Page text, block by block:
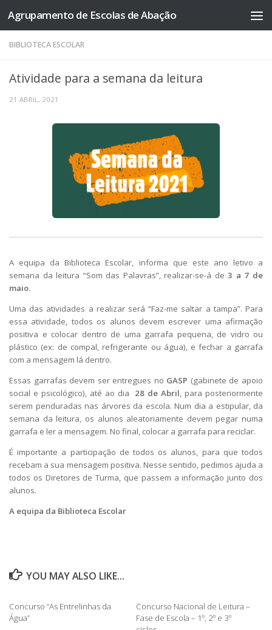
Skip to content
Agrupamento de Escolas de Abação
BIBLIOTECA ESCOLAR
Atividade para a semana da leitura
21 ABRIL, 2021
A equipa da Biblioteca Escolar, informa que este ano letivo a
semana da leitura “Som das Palavras”, realizar-se-á de3 a 7 de
maio.
Uma das atividades a realizar será “Faz-me saltar a tampa”. Para
essa atividade, todos os alunos devem escrever uma afirmação
positiva e colocar dentro de uma garrafa pequena, de vidro ou
plástico (ex: de compal, refrigerante ou água), e fechar a garrafa
com a mensagem lá dentro.
Essas garrafas devem ser entregues no GASP (gabinete de apoio
social e psicológico), até ao dia 28 de Abril, para posteriormente
serem penduradas nas árvores da escola. Num dia a estipular, da
semana da leitura, os alunos aleatoriamente devem pegar numa
garrafa e ler a mensagem. No final, colocar a garrafa para reciclar.
É importante a participação de todos os alunos, para que todos
recebam a sua mensagem positiva. Nesse sentido, pedimos ajuda a
todos os Diretores de Turma, que passem a informação junto dos
alunos.
A equipa da Biblioteca Escolar
YOU MAY ALSO LIKE...
Concurso “As Entrelinhas da
Água”
Concurso Nacional de Leitura –
Fase de Escola – 1º, 2º e 3º